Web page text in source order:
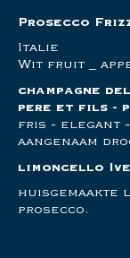
Prosecco
Italie
Wit fruit _
champagne
pere et fils -
fris - elegant -
aangenaam
limoncello
huisgemaakte
prosecco.